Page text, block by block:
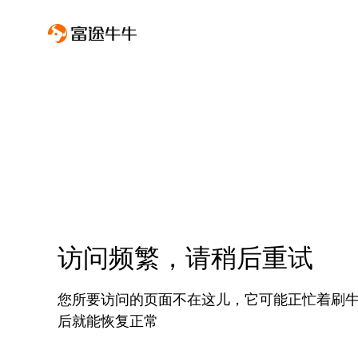
访问频繁，请稍后重试
您所要访问的页面不在这儿，它可能正忙着刷
后就能恢复正常